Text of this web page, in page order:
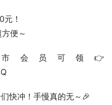
！
便～
会员可领👉
快冲！手慢真的无～🎉